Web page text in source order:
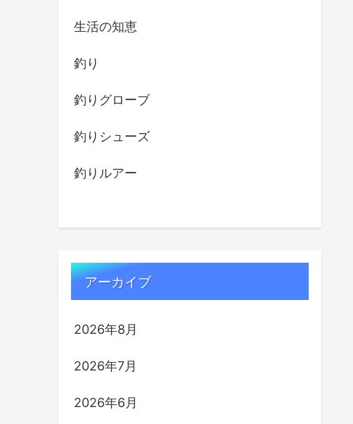
生活の知恵
釣り
釣りグローブ
釣りシューズ
釣りルアー
アーカイブ
2026年8月
2026年7月
2026年6月